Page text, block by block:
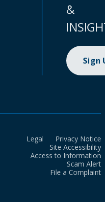
&
Sign
Legal
Privacy Notice
Site Accessibility
Access to Information
Scam Alert
File a Complaint